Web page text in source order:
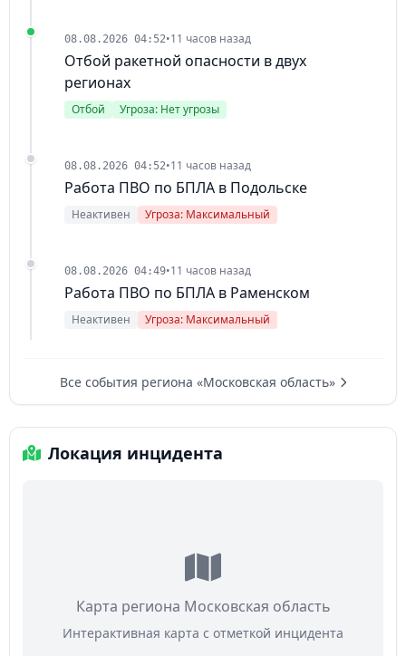
08.08.2026 04:52•11 часов назад
Отбой ракетной опасности в двух
регионах
Отбой Угроза: Нет угрозы
08.08.2026 04:52•11 часов назад
Работа ПВО по БПЛА в Подольске
Неактивен Угроза: Максимальный
08.08.2026 04:49•11 часов назад
Работа ПВО по БПЛА в Раменском
Неактивен Угроза: Максимальный
Все события региона «Московская область»
Локация инцидента
Карта региона Московская область
Интерактивная карта с отметкой инцидента